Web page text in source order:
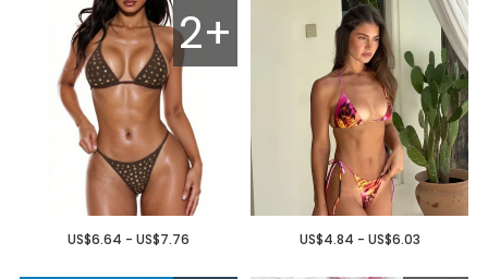
2+
US$6.64 - US$7.76 US$4.84 - US$6.03